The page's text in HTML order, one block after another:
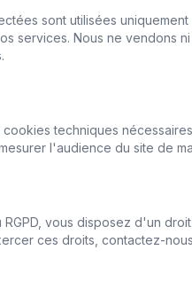
sont utilisées
services. Nous ne vendons
cookies techniques
l'audience du site de
RGPD, vous disposez d'un
ces droits, contactez-